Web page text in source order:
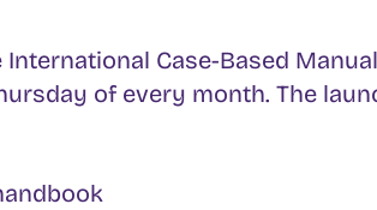
Case-Based
of every month. The